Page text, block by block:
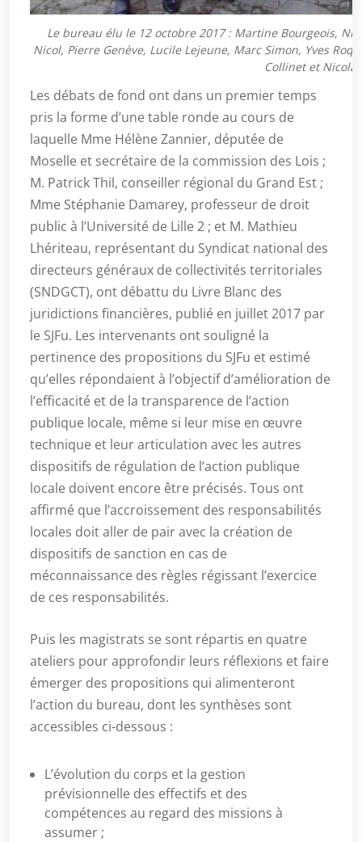
Le bureau élu le 12 octobre 2017 : Martine Bourgeois,
Nicol, Pierre Genève, Lucile Lejeune, Marc Simon, Yves
Collinet et
Les débats de fond ont dans un premier temps
pris la forme d’une table ronde au cours de
laquelle Mme Hélène Zannier, députée de
Moselle et secrétaire de la commission des Lois ;
M. Patrick Thil, conseiller régional du Grand Est ;
Mme Stéphanie Damarey, professeur de droit
public à l’Université de Lille 2 ; et M. Mathieu
Lhériteau, représentant du Syndicat national des
directeurs généraux de collectivités territoriales
(SNDGCT), ont débattu du Livre Blanc des
juridictions financières, publié en juillet 2017 par
le SJFu. Les intervenants ont souligné la
pertinence des propositions du SJFu et estimé
qu’elles répondaient à l’objectif d’amélioration de
l’efficacité et de la transparence de l’action
publique locale, même si leur mise en œuvre
technique et leur articulation avec les autres
dispositifs de régulation de l’action publique
locale doivent encore être précisés. Tous ont
affirmé que l’accroissement des responsabilités
locales doit aller de pair avec la création de
dispositifs de sanction en cas de
méconnaissance des règles régissant l’exercice
de ces responsabilités.
Puis les magistrats se sont répartis en quatre
ateliers pour approfondir leurs réflexions et faire
émerger des propositions qui alimenteront
l’action du bureau, dont les synthèses sont
accessibles ci-dessous :
L’évolution du corps et la gestion
prévisionnelle des effectifs et des
compétences au regard des missions à
assumer ;